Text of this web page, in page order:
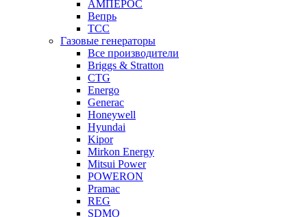
АМПЕРОС
Вепрь
ТСС
Газовые генераторы
Все производители
Briggs & Stratton
CTG
Energo
Generac
Honeywell
Hyundai
Kipor
Mirkon Energy
Mitsui Power
POWERON
Pramac
REG
SDMO